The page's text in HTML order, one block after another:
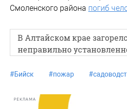
Смоленского района погиб
В Алтайском крае
неправильно
#Бийск #пожар #
РЕКЛАМА